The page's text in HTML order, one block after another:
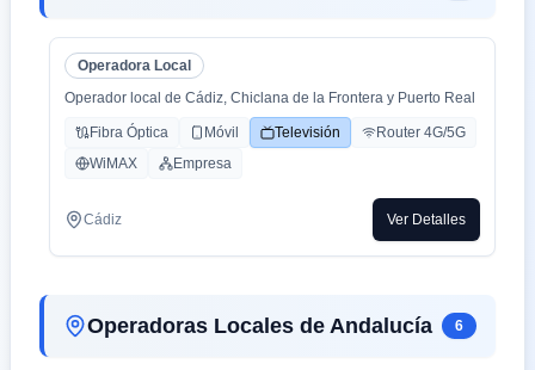
Operadora Local
Operador local de Cádiz, Chiclana de la Frontera y Puerto Real
Fibra Óptica Móvil Televisión
Router 4G/5G
WiMAX
Empresa
Cádiz Ver Detalles
Operadoras Locales de Andalucía 6